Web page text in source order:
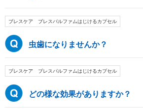
ブレスケア ブレスパルファムはじけるカプセル
虫歯になりませんか？
ブレスケア ブレスパルファムはじけるカプセル
どの様な効果がありますか？